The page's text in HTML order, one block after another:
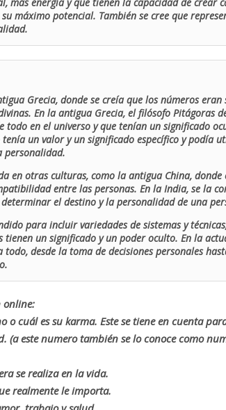
máximo potencial. También se cree que
Grecia, donde se creía que los números
En la antigua Grecia, el filósofo Pitágoras
todo en el universo y que tenían un significado
un valor y un significado específico y podía
personalidad.
en otras culturas, como la antigua China,
entre las personas. En la India, se la
el destino y la personalidad de una
para incluir variedades de sistemas y
tienen un significado y un poder oculto. En la
desde la toma de decisiones personales
online:
o cuál es su karma. Este se tiene en cuenta
(a este numero también se lo conoce como
se realiza en la vida.
realmente le importa.